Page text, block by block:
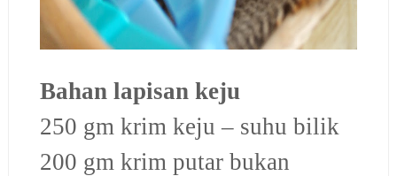
Bahan lapisan keju
250 gm krim keju – suhu bilik
200 gm krim putar bukan